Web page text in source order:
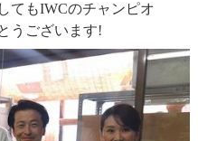
てもIWCのチャンピオ
うございます!